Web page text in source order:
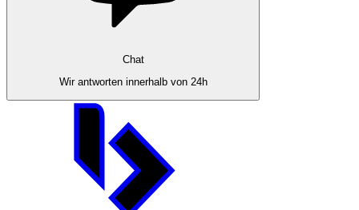
Chat
Wir antworten innerhalb von 24h